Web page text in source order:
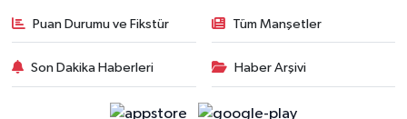
Puan Durumu ve Fikstür Tüm Manşetler
Son Dakika Haberleri Haber Arşivi